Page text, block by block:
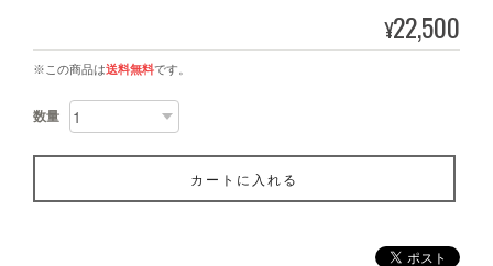
¥22,500
※この商品は送料無料です。
数量
カートに入れる